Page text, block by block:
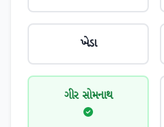
ખેડા
ગીર સોમનાથ